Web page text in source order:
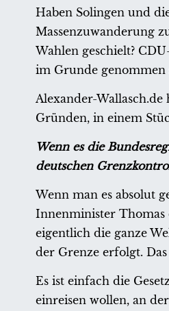
Haben Solingen und
Massenzuwanderung
Wahlen geschielt?
im Grunde genommen
Alexander-Wallasch.de
Gründen, in einem
Wenn es die
deutschen
Wenn man es absolut
Innenminister
eigentlich die ganze
der Grenze erfolgt.
Es ist einfach die
einreisen wollen, an